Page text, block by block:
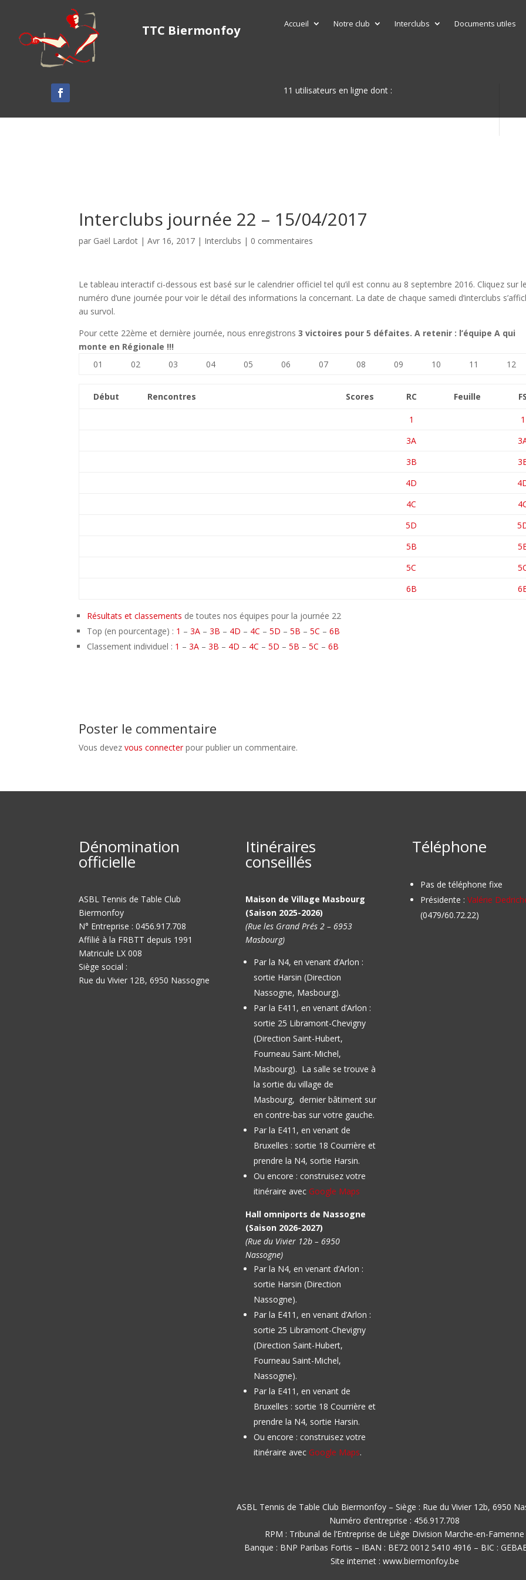
TTC Biermonfoy Accueil Notre club Interclubs Documents utiles
11 utilisateurs en ligne dont :
Interclubs journée 22 – 15/04/2017
par Gaël Lardot |Avr 16, 2017 | Interclubs | 0 commentaires
Le tableau interactif ci-dessous est basé sur le calendrier officiel tel qu’il est connu au 8 septembre 2016. Cliquez sur le
numéro d’une journée pour voir le détail des informations la concernant. La date de chaque samedi d’interclubs
au survol.
Pour cette 22ème et dernière journée, nous enregistrons3 victoires pour 5 défaites. A retenir : l’équipe A qui
monte en Régionale !!!
01
02 03 04 05 06 07 08 09 10 11 12
Début Rencontres Scores RC Feuille FS
1
1
3A
3B
4D
4C
5D
5B
5C
6B
Résultats et classements de toutes nos équipes pour la journée 22
Top (en pourcentage) : 1 –3A –3B – 4D – 4C –5D –5B –5C –6B
Classement individuel : 1 –3A –3B – 4D – 4C –5D –5B –5C –6B
Poster le commentaire
Vous devezvous connecterpour publier un commentaire.
Dénomination
officielle
ASBL Tennis de Table Club
Biermonfoy
N° Entreprise : 0456.917.708
Affilié à la FRBTT depuis 1991
Matricule LX 008
Siège social :
Rue du Vivier 12B, 6950 Nassogne
Itinéraires
conseillés
Maison de Village Masbourg
(Saison 2025-2026)
(Rue les Grand Prés 2 – 6953
Masbourg)
Par la N4, en venant d’Arlon :
sortie Harsin (Direction
Nassogne, Masbourg).
Par la E411, en venant d’Arlon :
sortie 25 Libramont-Chevigny
(Direction Saint-Hubert,
Fourneau Saint-Michel,
Masbourg). La salle se trouve à
la sortie du village de
Masbourg, dernier bâtiment sur
en contre-bas sur votre gauche.
Par la E411, en venant de
Bruxelles : sortie 18 Courrière et
prendre la N4, sortie Harsin.
Ou encore : construisez votre
itinéraire avec Google Maps
Hall omniports de Nassogne
(Saison 2026-2027)
(Rue du Vivier 12b – 6950
Nassogne)
Par la N4, en venant d’Arlon :
sortie Harsin (Direction
Nassogne).
Par la E411, en venant d’Arlon :
sortie 25 Libramont-Chevigny
(Direction Saint-Hubert,
Fourneau Saint-Michel,
Nassogne).
Par la E411, en venant de
Bruxelles : sortie 18 Courrière et
prendre la N4, sortie Harsin.
Ou encore : construisez votre
itinéraire avec Google Maps.
Téléphone
Pas de téléphone fixe
Présidente : Valérie
(0479/60.72.22)
ASBL Tennis de Table Club Biermonfoy – Siège : Rue du Vivier 12b, 6950
Numéro d’entreprise : 456.917.708
RPM : Tribunal de l’Entreprise de Liège Division Marche-en-Famenne
Banque : BNP Paribas Fortis – IBAN : BE72 0012 5410 4916 – BIC :
Site internet : www.biermonfoy.be